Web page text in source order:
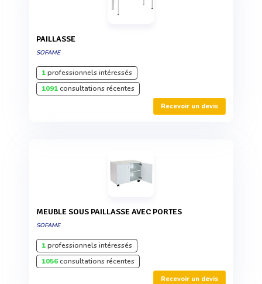
PAILLASSE
SOFAME
1professionnels intéressés
1091consultations récentes
Recevoir un devis
MEUBLE SOUS PAILLASSE AVEC PORTES
SOFAME
1professionnels intéressés
1056consultations récentes
Recevoir un devis